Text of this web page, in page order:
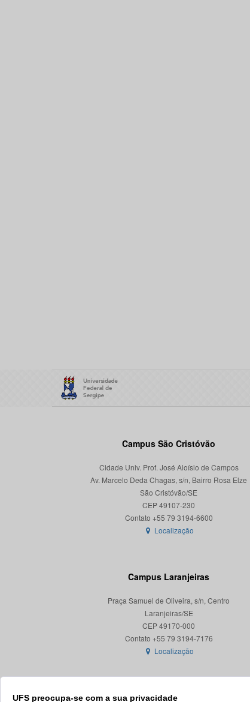
UFS preocupa-se com a sua privacidade
Campus São Cristóvão
Cidade Univ. Prof. José Aloísio de Campos
Av. Marcelo Deda Chagas, s/n, Bairro Rosa Elze
São Cristóvão/SE
CEP 49107-230
Localização
Campus Laranjeiras
Praça Samuel de Oliveira, s/n, Centro
Laranjeiras/SE
CEP 49170-000
Localização